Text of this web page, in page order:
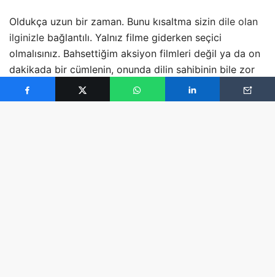
Oldukça uzun bir zaman. Bunu kısaltma sizin dile olan
ilginizle bağlantılı. Yalnız filme giderken seçici
olmalısınız. Bahsettiğim aksiyon filmleri değil ya da on
dakikada bir cümlenin, onunda dilin sahibinin bile zor
anladığı Harlem aksanının konuşulduğu filmler değil.
Konuşma sahneleri­nin bol olduğu, konuşan kişilerin